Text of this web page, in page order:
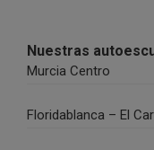
Nuestras
Murcia Centro
Floridablanca – El